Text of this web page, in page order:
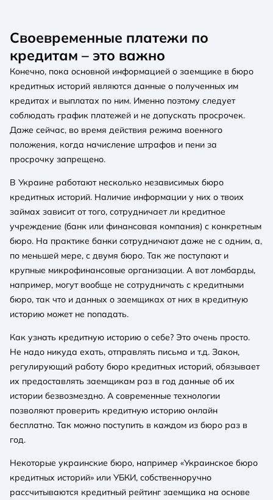
Своевременные платежи по
кредитам – это важно
Конечно, пока основной информацией о заемщике в бюро
кредитных историй являются данные о полученных им
кредитах и выплатах по ним. Именно поэтому следует
соблюдать график платежей и не допускать просрочек.
Даже сейчас, во время действия режима военного
положения, когда начисление штрафов и пени за
просрочку запрещено.
В Украине работают несколько независимых бюро
кредитных историй. Наличие информации у них о твоих
займах зависит от того, сотрудничает ли кредитное
учреждение (банк или финансовая компания) с конкретным
бюро. На практике банки сотрудничают даже не с одним, а,
по меньшей мере, с двумя бюро. Так же поступают и
крупные микрофинансовые организации. А вот ломбарды,
например, могут вообще не сотрудничать с кредитными
бюро, так что и данных о заемщиках от них в кредитную
историю может не попадать.
Как узнать кредитную историю о себе? Это очень просто.
Не надо никуда ехать, отправлять письма и т.д. Закон,
регулирующий работу бюро кредитных историй, обязывает
их предоставлять заемщикам раз в год данные об их
истории безвозмездно. А современные технологии
позволяют проверить кредитную историю онлайн
бесплатно. Так можно поступить в каждом из бюро раз в
год.
Некоторые украинские бюро, например «Украинское бюро
кредитных историй» или УБКИ, собственноручно
рассчитываются кредитный рейтинг заемщика на основе